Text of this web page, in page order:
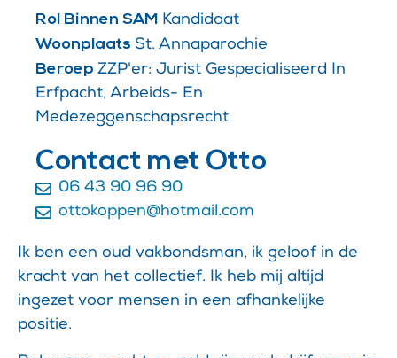
Rol Binnen SAM Kandidaat
Woonplaats St. Annaparochie
Beroep ZZP'er: Jurist Gespecialiseerd In
Erfpacht, Arbeids- En
Medezeggenschapsrecht
Contact met Otto
06 43 90 96 90
ottokoppen@hotmail.com
Ik ben een oud vakbondsman, ik geloof in de
kracht van het collectief. Ik heb mij altijd
ingezet voor mensen in een afhankelijke
positie.